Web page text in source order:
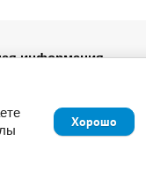
информация
товара Хорошо